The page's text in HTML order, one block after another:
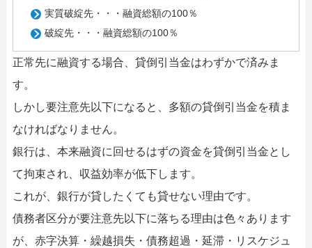
実質破綻先・・・融資総額の100％
破綻先・・・融資総額の100％
正常先に融資する場合、貸倒引当金はわずかで済みま
す。
しかし要注意先以下になると、多額の貸倒引当金を積ま
なければなりません。
銀行は、本来融資に回せるはずの資金を貸倒引当金とし
て拘束され、収益効率が低下します。
これが、銀行が貸したくても貸せない理由です。
債務者区分が要注意先以下に落ちる理由は色々あります
が、赤字決算・繰越損失・債務超過・延滞・リスケジュ